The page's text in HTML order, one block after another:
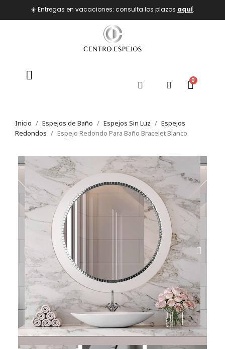
☀️ Entregas en vacaciones: consulta los plazos aquí.
Inicio Espejos de Baño Espejos Sin Luz
Espejos
Redondos
Espejo Redondo Para Baño Bracelet Blanco